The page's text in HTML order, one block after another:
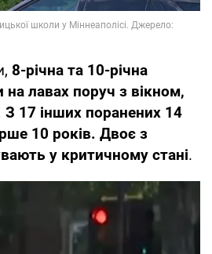
8-річна та 10-річна
на лавах поруч з вікном,
З 17 інших поранених 14
10 років. Двоє з
у критичному стані.